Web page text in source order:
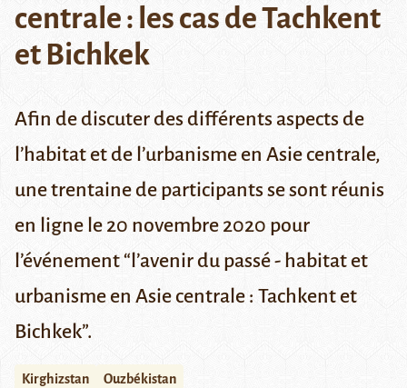
centrale : les cas de Tachkent
et Bichkek
Afin de discuter des différents aspects de
l’habitat et de l’urbanisme en Asie centrale,
une trentaine de participants se sont réunis
en ligne le 20 novembre 2020 pour
l’événement “l’avenir du passé - habitat et
urbanisme en Asie centrale : Tachkent et
Bichkek”.
Kirghizstan
Ouzbékistan